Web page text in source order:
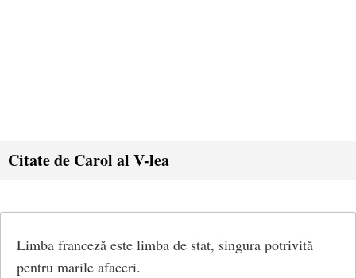
Citate de Carol al V-lea
Limba franceză este limba de stat, singura potrivită
pentru marile afaceri.